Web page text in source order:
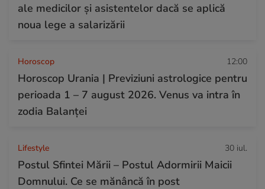
ale medicilor și asistentelor dacă se aplică
noua lege a salarizării
Horoscop 12:00
Horoscop Urania | Previziuni astrologice pentru
perioada 1 – 7 august 2026. Venus va intra în
zodia Balanței
Lifestyle 30 iul.
Postul Sfintei Mării – Postul Adormirii Maicii
Domnului. Ce se mănâncă în post